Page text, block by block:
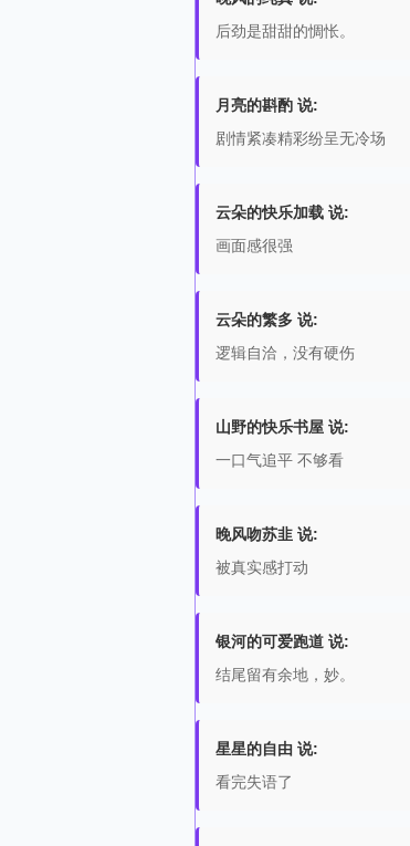
后劲是甜甜的惆怅。
月亮的斟酌 说:
剧情紧凑精彩纷呈无冷场
云朵的快乐加载 说:
画面感很强
云朵的繁多 说:
逻辑自洽，没有硬伤
山野的快乐书屋 说:
一口气追平 不够看
晚风吻苏韭 说:
被真实感打动
银河的可爱跑道 说:
结尾留有余地，妙。
星星的自由 说:
看完失语了